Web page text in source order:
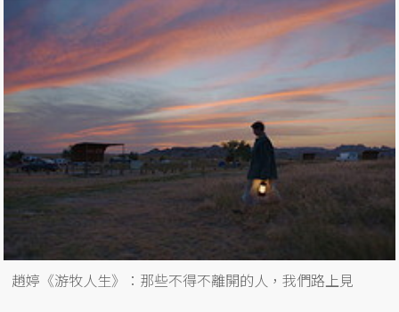
趙婷《游牧人生》：那些不得不離開的人，我們路上見